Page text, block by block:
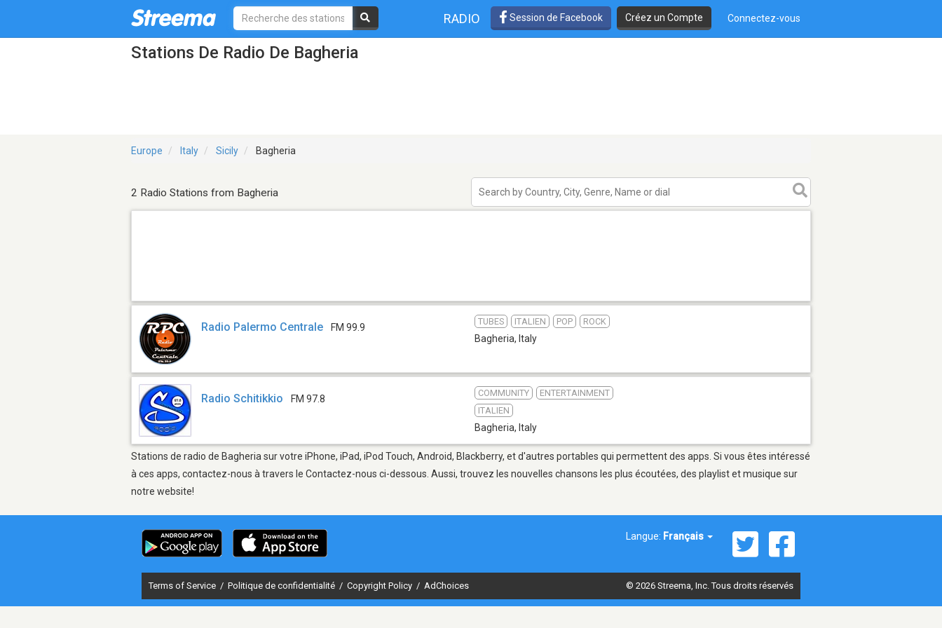
RADIO Session de Facebook Créez un Compte Connectez-vous
Stations De Radio De Bagheria
Europe Italy Sicily Bagheria
2 Radio Stations from Bagheria
Radio Palermo Centrale FM 99.9
TUBES ITALIEN POP ROCK
Bagheria, Italy
Radio Schitikkio FM 97.8
COMMUNITY
ENTERTAINMENT
ITALIEN
Bagheria, Italy
Stations de radio de Bagheria sur votre iPhone, iPad, iPod Touch, Android, Blackberry, et d'autres portables qui permettent des apps. Si vous êtes intéressé
à ces apps, contactez-nous à travers le Contactez-nous ci-dessous. Aussi, trouvez les nouvelles chansons les plus écoutées, des playlist et musique sur
notre website!
Langue: Français
Terms of Service / Politique de confidentialité / Copyright Policy / AdChoices © 2026 Streema, Inc. Tous droits réservés